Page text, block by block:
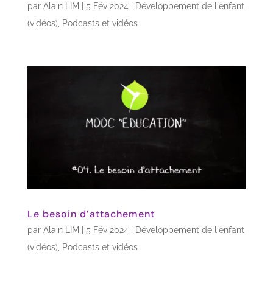
par Alain LIM 5 Fév 2024
Développement de l'enfant
(vidéos)
Podcasts et vidéos
Le besoin d’attachement
par Alain LIM 5 Fév 2024
Développement de l'enfant
(vidéos), Podcasts et vidéos